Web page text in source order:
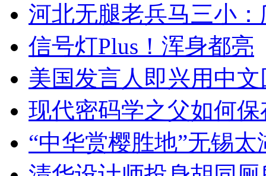
河北无腿老兵马三小
信号灯Plus！浑身都亮
美国发言人即兴用中
现代密码学之父如何
“中华赏樱胜地”无锡